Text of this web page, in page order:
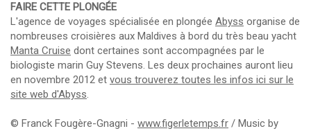
FAIRE CETTE PLONGÉE
L'agence de voyages spécialisée en plongée Abyss organise de
nombreuses croisières aux Maldives à bord du très beau yacht
Manta Cruise dont certaines sont accompagnées par le
biologiste marin Guy Stevens. Les deux prochaines auront lieu
en novembre 2012 et vous trouverez toutes les infos ici sur le
site web d'Abyss.
© Franck Fougère-Gnagni - www.figerletemps.fr / Music by